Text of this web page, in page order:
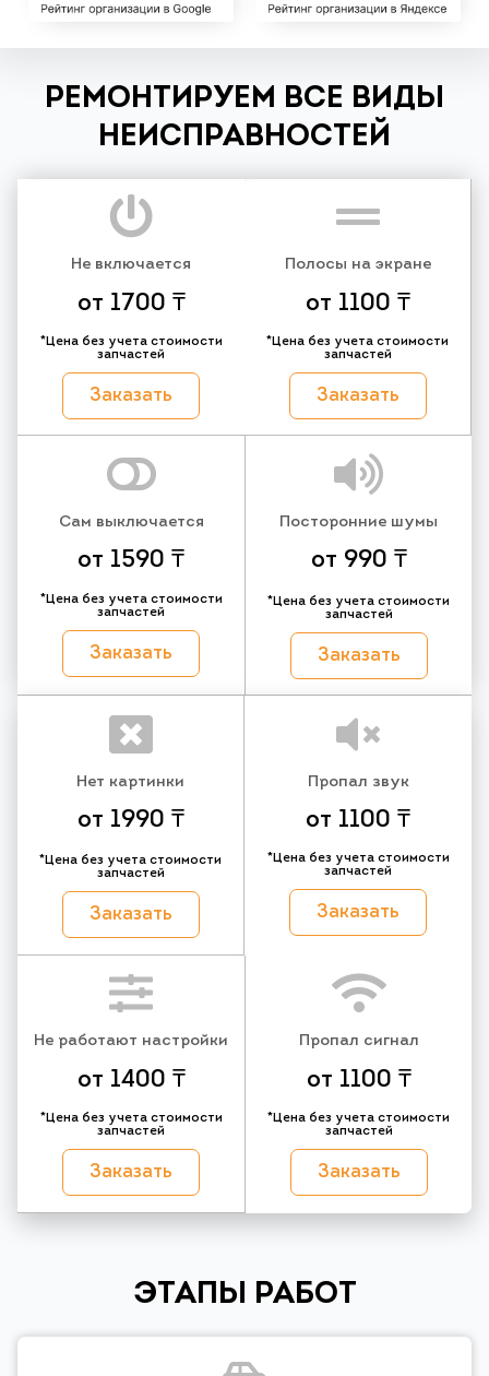
РЕМОНТИРУЕМ ВСЕ ВИДЫ
НЕИСПРАВНОСТЕЙ
Не включается
от 1700 ₸
*Цена без учета стоимости
запчастей
Заказать
Полосы на экране
от 1100 ₸
*Цена без учета стоимости
запчастей
Заказать
Сам выключается
от 1590 ₸
*Цена без учета стоимости
запчастей
Заказать
Посторонние шумы
от 990 ₸
*Цена без учета стоимости
запчастей
Заказать
Нет картинки
от 1990 ₸
*Цена без учета стоимости
запчастей
Заказать
Пропал звук
от 1100 ₸
*Цена без учета стоимости
запчастей
Заказать
Не работают настройки
от 1400 ₸
*Цена без учета стоимости
запчастей
Заказать
Пропал сигнал
от 1100 ₸
*Цена без учета стоимости
запчастей
Заказать
ЭТАПЫ РАБОТ